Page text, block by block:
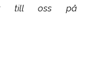
till oss på